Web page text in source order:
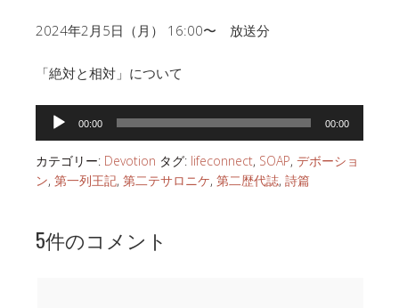
2024年2月5日（月） 16:00〜 放送分
「絶対と相対」について
プ
レ
ー
00:00 00:00
カテゴリー: Devotion タグ: lifeconnect, SOAP, デボーショ
ン, 第一列王記, 第二テサロニケ, 第二歴代誌, 詩篇
5件のコメント